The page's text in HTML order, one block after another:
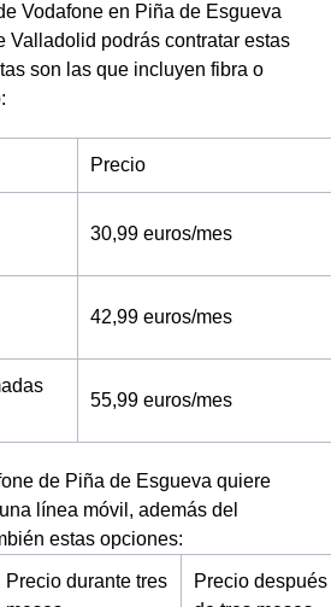
Vodafone en Piña de Esgueva
Valladolid podrás contratar estas
son las que incluyen fibra o
Precio
30,99 euros/mes
42,99 euros/mes
55,99 euros/mes
de Piña de Esgueva quiere
línea móvil, además del
estas opciones:
Precio durante tres
Precio después